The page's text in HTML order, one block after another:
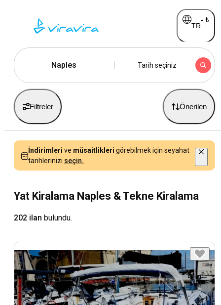
TR
- ₺
Naples Tarih seçiniz
Filtreler Önerilen
İndirimleri ve müsaitlikleri görebilmek için seyahat
tarihlerinizi seçin.
Yat Kiralama Naples & Tekne Kiralama
202 ilan bulundu.